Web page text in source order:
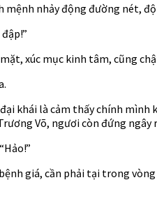
mệnh nhảy động đường nét,
xúc mục kinh tâm, cũng
khái là cảm thấy chính
Võ, ngươi còn đứng
giá, cần phải tại trong